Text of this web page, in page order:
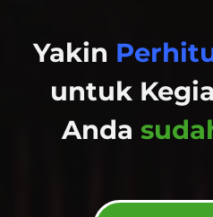
Yakin
untuk
Anda